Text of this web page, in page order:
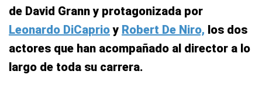
de David Grann y protagonizada por
Leonardo DiCaprioy Robert De Niro, los dos
actores que han acompañado al director a lo
largo de toda su carrera.